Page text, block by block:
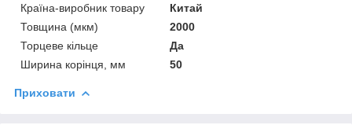
Країна-виробник товару
Китай
Товщина (мкм)
2000
Торцеве кільце
Да
Ширина корінця, мм
50
Приховати